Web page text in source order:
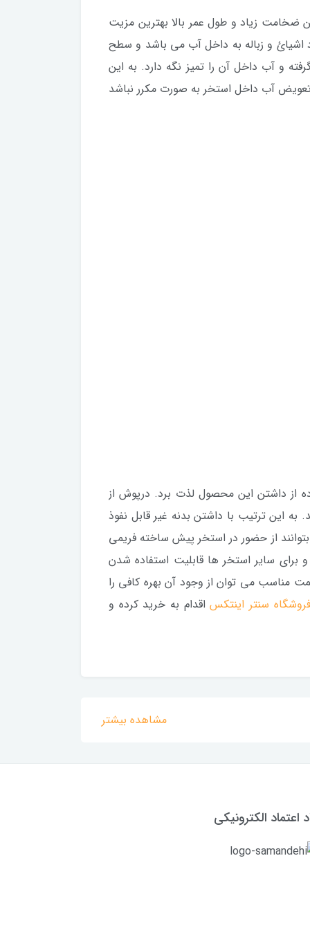
که با داشتن ضخامت زیاد و طول عمر بالا بهترین مزیت
اشیائ و زباله به داخل آب می باشد و سطح
و آب داخل آن را تمیز نگه دارد. به این
تعویض آب داخل استخر به صورت مکرر نباشد
از داشتن این محصول لذت برد. درپوش از
این ترتیب با داشتن بدنه غیر قابل نفوذ
از حضور در استخر پیش ساخته فریمی
سایر استخر ها قابلیت استفاده شدن
مناسب می توان از وجود آن بهره کافی را
فروشگاه سنتر اینتکساقدام به خرید کرده و
مشاهده بیشتر
اعتماد الکترونیکی